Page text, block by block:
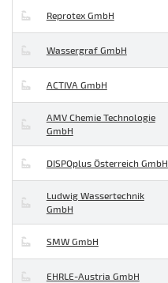
Reprotex GmbH
Wassergraf GmbH
ACTIVA GmbH
AMV Chemie Technologie
GmbH
DISPOplus Österreich GmbH
Ludwig Wassertechnik
GmbH
SMW GmbH
EHRLE-Austria GmbH